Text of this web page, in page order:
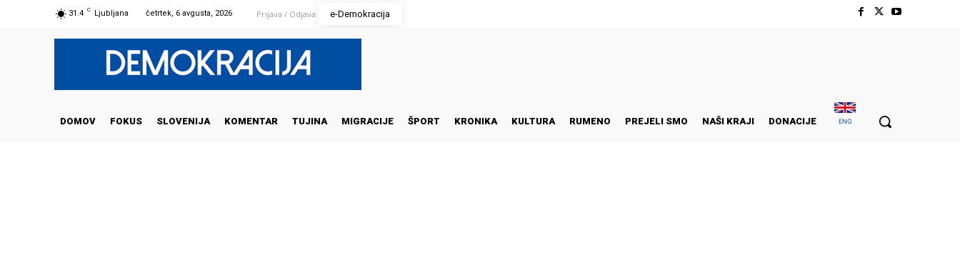
31.4 C Ljubljana četrtek, 6 avgusta, 2026 Prijava / Odjava e-Demokracija
DOMOV FOKUS SLOVENIJA KOMENTAR TUJINA MIGRACIJE ŠPORT KRONIKA KULTURA RUMENO PREJELI SMO NAŠI KRAJI DONACIJE ENG